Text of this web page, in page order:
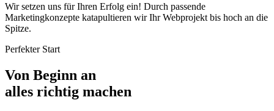
Wir setzen uns für Ihren Erfolg ein! Durch passende
Marketingkonzepte katapultieren wir Ihr Webprojekt bis hoch an die
Spitze.
Perfekter Start
Von Beginn an
alles richtig machen